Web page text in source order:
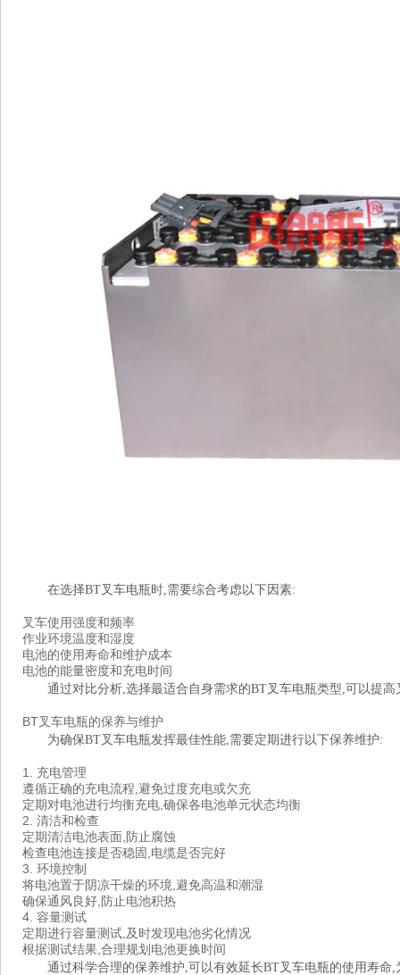
在选择BT叉车电瓶时,需要综合考虑以下因素:
叉车使用强度和频率
作业环境温度和湿度
电池的使用寿命和维护成本
电池的能量密度和充电时间
通过对比分析,选择最适合自身需求的BT叉车电瓶类型,可以提
BT叉车电瓶的保养与维护
为确保BT叉车电瓶发挥最佳性能,需要定期进行以下保养维护:
1. 充电管理
遵循正确的充电流程,避免过度充电或欠充
定期对电池进行均衡充电,确保各电池单元状态均衡
2. 清洁和检查
定期清洁电池表面,防止腐蚀
检查电池连接是否稳固,电缆是否完好
3. 环境控制
将电池置于阴凉干燥的环境,避免高温和潮湿
确保通风良好,防止电池积热
4. 容量测试
定期进行容量测试,及时发现电池劣化情况
根据测试结果,合理规划电池更换时间
通过科学合理的保养维护,可以有效延长BT叉车电瓶的使用寿命